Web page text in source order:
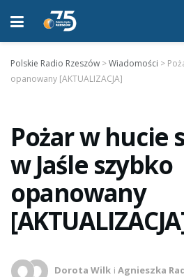
Polskie Radio Rzeszów >Wiadomości >
opanowany [AKTUALIZACJA]
Pożar w hucie
w Jaśle szybko
opanowany
Dorota Wilk i Agnieszka